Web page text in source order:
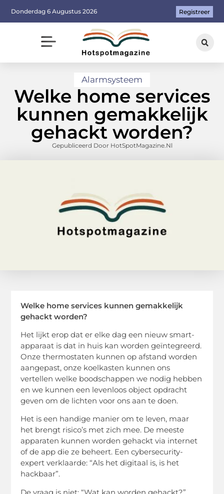
Donderdag 6 Augustus 2026 Registreer
Alarmsysteem
Welke home services
kunnen gemakkelijk
gehackt worden?
Gepubliceerd Door HotSpotMagazine.nl
Welke home services kunnen gemakkelijk
gehackt worden?
Het lijkt erop dat er elke dag een nieuw smart-
apparaat is dat in huis kan worden geïntegreerd.
Onze thermostaten kunnen op afstand worden
aangepast, onze koelkasten kunnen ons
vertellen welke boodschappen we nodig hebben
en we kunnen een levenloos object opdracht
geven om de lichten voor ons aan te doen.
Het is een handige manier om te leven, maar
het brengt risico’s met zich mee. De meeste
apparaten kunnen worden gehackt via internet
of de app die ze beheert. Een cybersecurity-
expert verklaarde: “Als het digitaal is, is het
hackbaar”.